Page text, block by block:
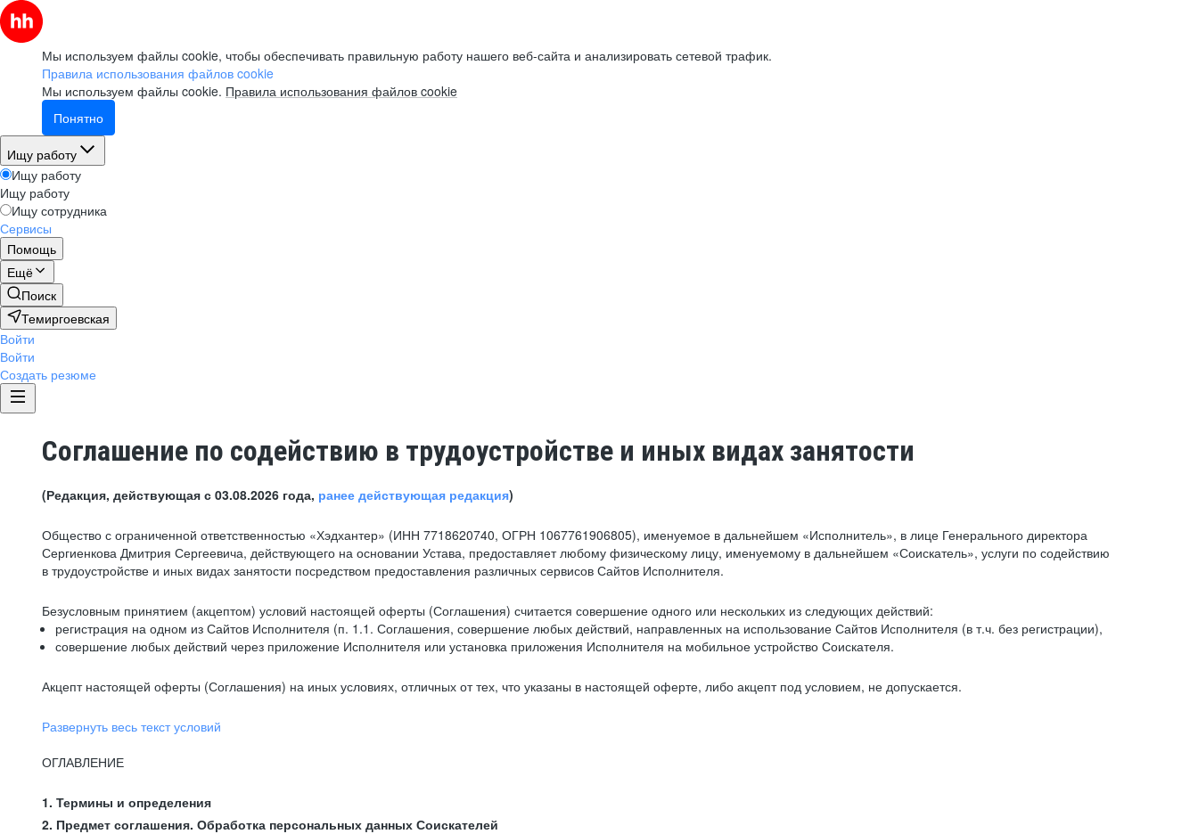
Мы используем файлы cookie, чтобы обеспечивать правильную работу нашего веб-сайта и анализировать сетевой трафик.
Правила использования файлов cookie
Мы используем файлы cookie. Правила использования файлов cookie
Понятно
Ищу работу
Ищу работу
Ищу работу
Ищу сотрудника
Сервисы
Помощь
Ещё
Поиск
Темиргоевская
Войти
Войти
Создать резюме
Соглашение по содействию в трудоустройстве и иных видах занятости
(Редакция, действующая с 03.08.2026 года, ранее действующая редакция)
Общество с ограниченной ответственностью «Хэдхантер» (ИНН 7718620740, ОГРН 1067761906805), именуемое в дальнейшем «Исполнитель», в лице Генерального директора
Сергиенкова Дмитрия Сергеевича, действующего на основании Устава, предоставляет любому физическому лицу, именуемому в дальнейшем «Соискатель», услуги по содействию
в трудоустройстве и иных видах занятости посредством предоставления различных сервисов Сайтов Исполнителя.
Безусловным принятием (акцептом) условий настоящей оферты (Соглашения) считается совершение одного или нескольких из следующих действий:
регистрация на одном из Сайтов Исполнителя (п. 1.1. Соглашения, совершение любых действий, направленных на использование Сайтов Исполнителя (в т.ч. без регистрации),
совершение любых действий через приложение Исполнителя или установка приложения Исполнителя на мобильное устройство Соискателя.
Акцепт настоящей оферты (Соглашения) на иных условиях, отличных от тех, что указаны в настоящей оферте, либо акцепт под условием, не допускается.
Развернуть весь текст условий
ОГЛАВЛЕНИЕ
1. Термины и определения
2. Предмет соглашения. Обработка персональных данных Соискателей